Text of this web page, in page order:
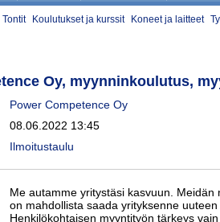
Tontit Koulutukset ja kurssit Koneet ja laitteet
Oy, myynninkoulutus,
Power Competence Oy
08.06.2022 13:45
Ilmoitustaulu
Me autamme yritystäsi kasvuun.
on mahdollista saada yrityksenne
Henkilökohtaisen myyntityön tärkeys